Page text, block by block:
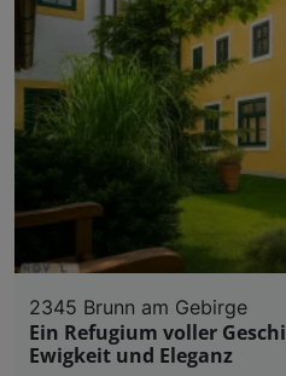
2345 Brunn am Gebirge
Ein Refugium voller
Ewigkeit und Eleganz